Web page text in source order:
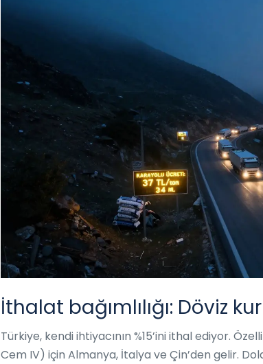
İthalat bağımlılığı: Döviz
Türkiye, kendi ihtiyacının %15’ini ithal ediyor.
Cem IV) için Almanya, İtalya ve Çin’den gelir.